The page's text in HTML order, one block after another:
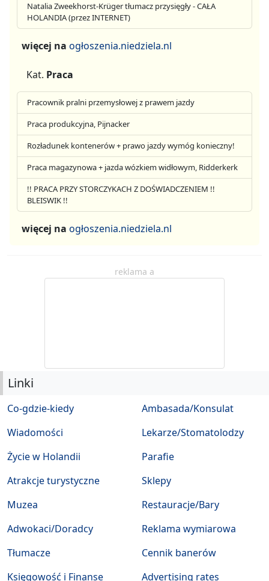
Natalia Zweekhorst-Krüger tłumacz przysięgły - CAŁA
HOLANDIA (przez INTERNET)
więcej na ogłoszenia.niedziela.nl
Kat. Praca
Pracownik pralni przemysłowej z prawem jazdy
Praca produkcyjna, Pijnacker
Rozładunek kontenerów + prawo jazdy wymóg konieczny!
Praca magazynowa + jazda wózkiem widłowym, Ridderkerk
!! PRACA PRZY STORCZYKACH Z DOŚWIADCZENIEM !!
BLEISWIK !!
więcej na ogłoszenia.niedziela.nl
reklama a
Linki
Co-gdzie-kiedy
Wiadomości
Życie w Holandii
Atrakcje turystyczne
Muzea
Ambasada/Konsulat
Lekarze/Stomatolodzy
Parafie
Sklepy
Restauracje/Bary
Adwokaci/Doradcy
Tłumacze
Księgowość i Finanse
Reklama wymiarowa
Cennik banerów
Advertising rates